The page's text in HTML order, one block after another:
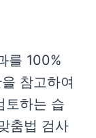
를 100%
참고하여
토하는 습
춤법 검사